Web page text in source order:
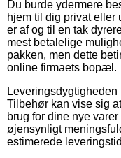
Du burde ydermere
hjem til dig privat eller
er af og til en tak
mest betalelige
pakken, men dette
online firmaets bopæl.
Tilbehør kan vise sig
brug for dine nye
øjensynligt
estimerede